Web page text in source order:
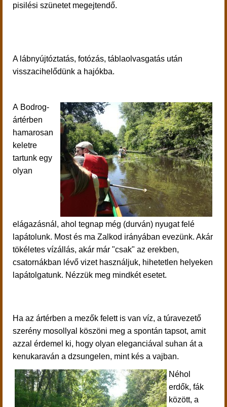
pisilési szünetet megejtendő.
A lábnyújtóztatás, fotózás, táblaolvasgatás után
visszacihelődünk a hajókba.
A Bodrog-
ártérben
hamarosan
keletre
tartunk egy
olyan
elágazásnál, ahol tegnap még (durván) nyugat felé
lapátolunk. Most és ma Zalkod irányában evezünk. Akár
tökéletes vízállás, akár már "csak" az erekben,
csatornákban lévő vizet használjuk, hihetetlen helyeken
lapátolgatunk. Nézzük meg mindkét esetet.
Ha az ártérben a mezők felett is van víz, a túravezető
szerény mosollyal köszöni meg a spontán tapsot, amit
azzal érdemel ki, hogy olyan eleganciával suhan át a
kenukaraván a dzsungelen, mint kés a vajban.
Néhol
erdők, fák
között, a